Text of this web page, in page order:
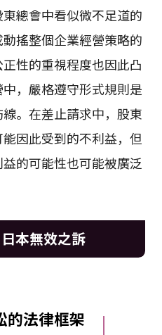
總會中看似微不足道的
搖整個企業經營策略的
性的重視程度也因此凸
，嚴格遵守形式規則是
。在差止請求中，股東
因此受到的不利益，但
的可能性也可能被廣泛
本無效之訴
的法律框架